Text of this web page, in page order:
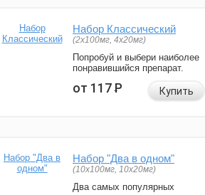
Набор Классический
(2x100мг, 4x20мг)
Попробуй и выбери наиболее
понравившийся препарат.
от 117Р Купить
Набор "Два в одном"
(10x100мг, 10x20мг)
Два самых популярных